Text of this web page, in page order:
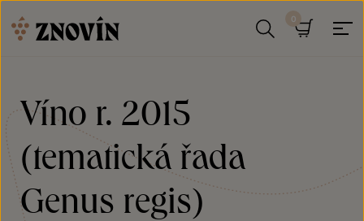
Víno r. 2015
(tematická řada
Genus regis)